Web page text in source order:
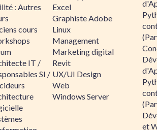
: Autres
cours
IT /
SI /
Excel
Graphiste Adobe
Linux
Management
Marketing digital
Revit
UX/UI Design
Web
Windows Server
et